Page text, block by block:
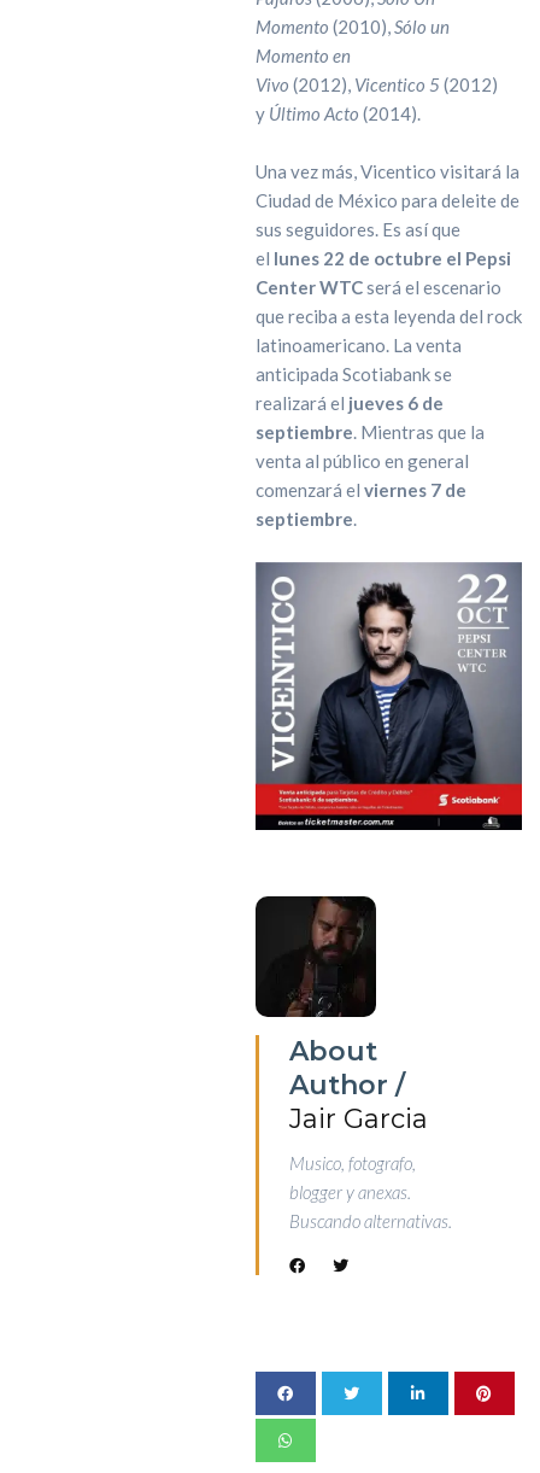
Momento (2010),Sólo un
Momento en
Vivo (2012), Vicentico 5 (2012)
y Último Acto (2014).
Una vez más, Vicentico visitará la
Ciudad de México para deleite de
sus seguidores. Es así que
el lunes 22 de octubre el Pepsi
Center WTCserá el escenario
que reciba a esta leyenda del rock
latinoamericano. La venta
anticipada Scotiabank se
realizará el jueves 6 de
septiembre. Mientras que la
venta al público en general
comenzará el viernes 7 de
septiembre.
About
Author /
Jair Garcia
Musico, fotografo,
blogger y anexas.
Buscando alternativas.